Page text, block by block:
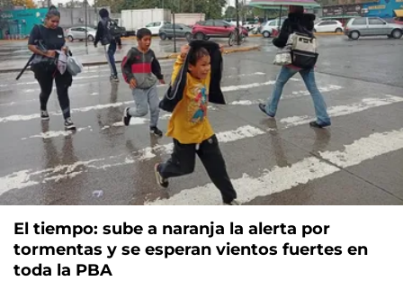
El tiempo: sube a naranja la alerta por
tormentas y se esperan vientos fuertes en
toda la PBA